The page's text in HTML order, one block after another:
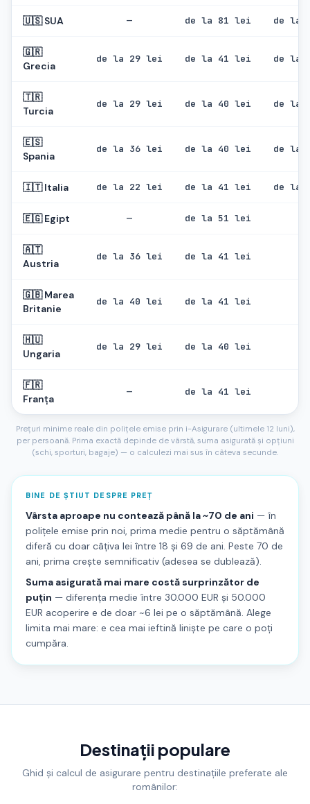
🇺🇸 SUA — de la 81 lei de la
🇬🇷
Grecia
de la 29 lei de la 41 lei de la
🇹🇷
Turcia
de la 29 lei de la 40 lei de la
🇪🇸
Spania
de la 36 lei de la 40 lei de la
🇮🇹 Italia de la 22 lei de la 41 lei de la
🇪🇬 Egipt — de la 51 lei
🇦🇹
Austria
de la 36 lei de la 41 lei
🇬🇧 Marea
Britanie
de la 40 lei de la 41 lei
🇭🇺
Ungaria
de la 29 lei de la 40 lei
🇫🇷
Franța
— de la 41 lei
Prețuri minime reale din polițele emise prin i-Asigurare (ultimele 12 luni),
per persoană. Prima exactă depinde de vârstă, suma asigurată și opțiuni
(schi, sporturi, bagaje) — o calculezi mai sus în câteva secunde.
BINE DE ȘTIUT DESPRE PREȚ
Vârsta aproape nu contează până la ~70 de ani — în
polițele emise prin noi, prima medie pentru o săptămână
diferă cu doar câțiva lei între 18 și 69 de ani. Peste 70 de
ani, prima crește semnificativ (adesea se dublează).
Suma asigurată mai mare costă surprinzător de
puțin — diferența medie între 30.000 EUR și 50.000
EUR acoperire e de doar ~6 lei pe o săptămână. Alege
limita mai mare: e cea mai ieftină liniște pe care o poți
cumpăra.
Destinații populare
Ghid și calcul de asigurare pentru destinațiile preferate ale
românilor: